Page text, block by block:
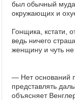
был обычный
окружающих и
Гонщика, кстати,
ведь ничего
женщину и чуть не
— Нет оснований
представлять
объясняет